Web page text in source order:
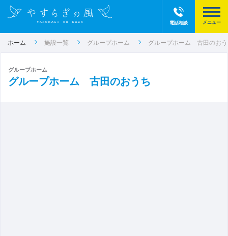
電話相談
ホーム 施設一覧 グループホーム グループホーム 古田のお
グループホーム
グループホーム 古田のおうち